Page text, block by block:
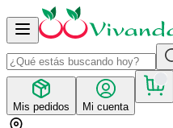
Mis pedidos Mi cuenta